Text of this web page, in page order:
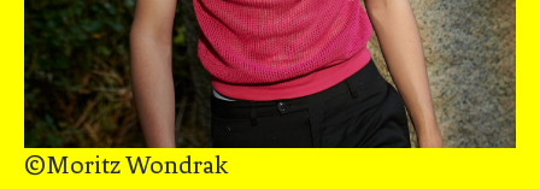
©Moritz Wondrak